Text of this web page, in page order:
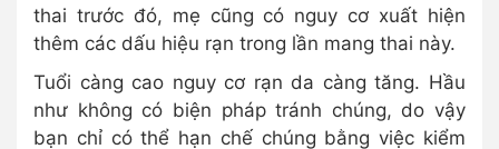
thai trước đó, mẹ cũng có nguy cơ xuất hiện
thêm các dấu hiệu rạn trong lần mang thai này.
Tuổi càng cao nguy cơ rạn da càng tăng. Hầu
như không có biện pháp tránh chúng, do vậy
bạn chỉ có thể hạn chế chúng bằng việc kiểm